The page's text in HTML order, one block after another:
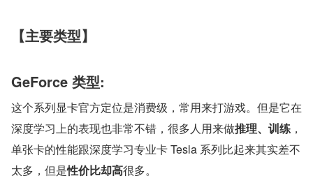
【主要类型】
GeForce 类型:
这个系列显卡官方定位是消费级，常用来打游戏。但是它在
深度学习上的表现也非常不错，很多人用来做推理、训练 ，
单张卡的性能跟深度学习专业卡 Tesla 系列比起来其实差不
太多，但是性价比却高很多。